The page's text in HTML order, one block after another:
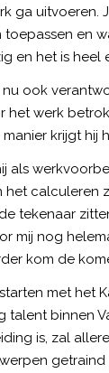
ga
toepassen en
en het is heel
nu ook
het werk
krijgt hij
als
het calculeren
tekenaar
mij nog
kom de
met het
talent binnen
is, zal